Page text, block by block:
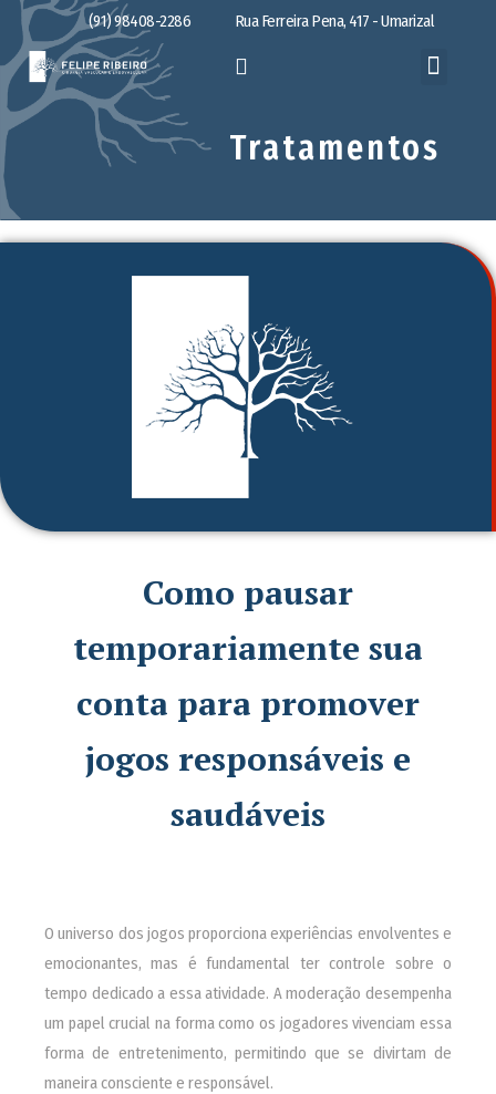
(91) 98408-2286 Rua Ferreira Pena, 417 - Umarizal
Tratamentos
Como pausar
temporariamente sua
conta para promover
jogos responsáveis e
saudáveis
O universo dos jogos proporciona experiências envolventes e
emocionantes, mas é fundamental ter controle sobre o
tempo dedicado a essa atividade. A moderação desempenha
um papel crucial na forma como os jogadores vivenciam essa
forma de entretenimento, permitindo que se divirtam de
maneira consciente e responsável.